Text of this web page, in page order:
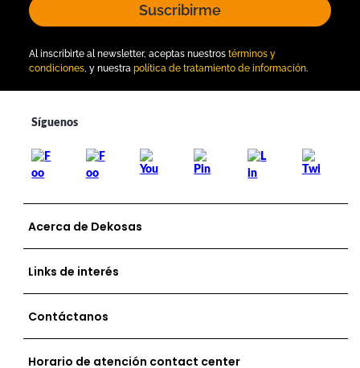
Suscribirme
Al inscribirte al newsletter, aceptas nuestros términos y
condiciones, y nuestra política de tratamiento de información.
Acerca de Dekosas
Links de interés
Contáctanos
Horario de atención contact center